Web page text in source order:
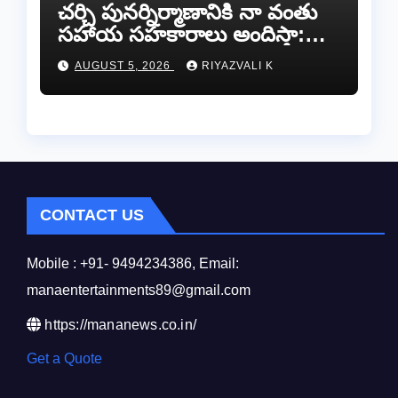
చర్చి పునర్నిర్మాణానికి నా వంతు
సహాయ సహకారాలు అందిస్తా:
చంద్రగిరి ఎమ్మెల్యే పులివర్తి నాని.
AUGUST 5, 2026 RIYAZVALI K
CONTACT US
Mobile : +91- 9494234386, Email:
manaentertainments89@gmail.com
https://mananews.co.in/
Get a Quote